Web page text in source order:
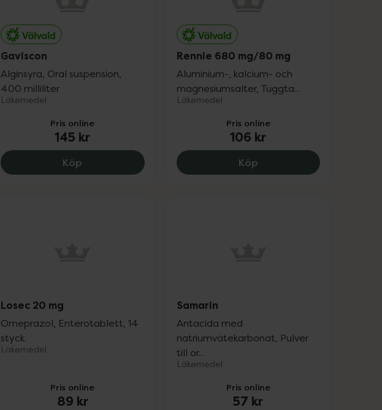
Gaviscon
Alginsyra, Oral suspension,
400 milliliter
Läkemedel
Pris online
145 kr
Köp Gaviscon, 145 kr.
Rennie 680 mg/80 mg
Aluminium-, kalcium- och
magnesiumsalter, Tuggta...
Läkemedel
Pris online
106 kr
KöpRennie 680 mg/80 mg,
Losec 20 mg
Omeprazol, Enterotablett, 14
styck
Läkemedel
Pris online
89 kr
Samarin
Antacida med
natriumvätekarbonat, Pulver
till or...
Läkemedel
Pris online
57 kr